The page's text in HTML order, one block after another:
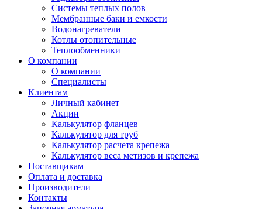
Системы теплых полов
Мембранные баки и емкости
Водонагреватели
Котлы отопительные
Теплообменники
О компании
О компании
Специалисты
Клиентам
Личный кабинет
Акции
Калькулятор фланцев
Калькулятор для труб
Калькулятор расчета крепежа
Калькулятор веса метизов и крепежа
Поставщикам
Оплата и доставка
Производители
Контакты